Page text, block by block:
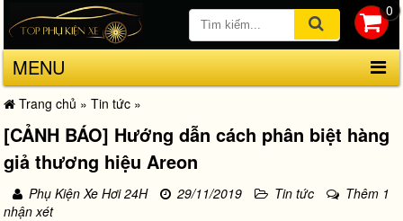
0
MENU
Trang chủ » Tin tức »
[CẢNH BÁO] Hướng dẫn cách phân biệt hàng
giả thương hiệu Areon
Phụ Kiện Xe Hơi 24H 29/11/2019 Tin tức
Thêm 1
nhận xét